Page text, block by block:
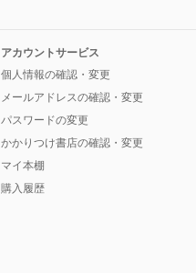
アカウントサービス
個人情報の確認・変更
メールアドレスの確認・変更
パスワードの変更
かかりつけ書店の確認・変更
マイ本棚
購入履歴